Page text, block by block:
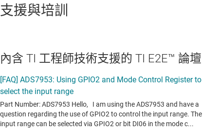
支援與培訓
內含 TI 工程師技術支援的 TI E2E™ 論壇